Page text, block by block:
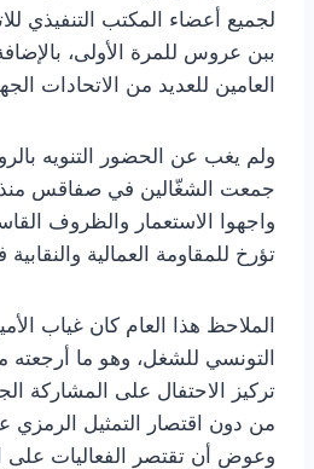
لجميع أعضاء المكتب التنفيذي
ببن عروس للمرة الأولى،
العامين للعديد من الاتحادات
ولم يغب عن الحضور التنويه
واجهوا الاستعمار والظروف
تؤرخ للمقاومة العمالية
الملاحظ هذا العام كان غياب
التونسي للشغل، وهو ما أرجعته
تركيز الاحتفال على المشاركة
من دون اقتصار التمثيل الرمزي
وعوض أن تقتصر الفعاليات على